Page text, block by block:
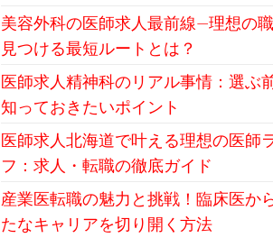
美容外科の医師求人最前線—理想の
見つける最短ルートとは？
医師求人精神科のリアル事情：選ぶ
知っておきたいポイント
医師求人北海道で叶える理想の医師
フ：求人・転職の徹底ガイド
産業医転職の魅力と挑戦！臨床医か
たなキャリアを切り開く方法